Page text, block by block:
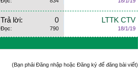
Trả lời: 0
Đọc: 790
LTTK CTV
18/1/19
(Bạn phải Đăng nhập hoặc Đăng ký để đăng bài viết)